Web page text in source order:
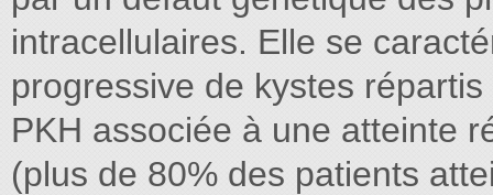
intracellulaires. Elle se
progressive de kystes
PKH associée à une atteinte
(plus de 80% des patients